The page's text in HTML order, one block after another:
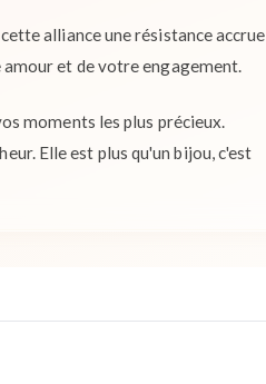
alliance une résistance accrue
et de votre engagement.
moments les plus précieux.
Elle est plus qu'un bijou, c'est